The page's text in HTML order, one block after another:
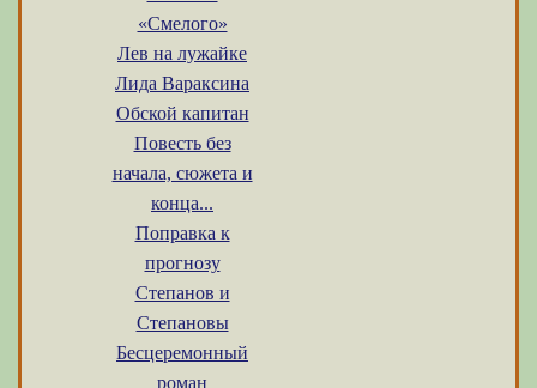
«Смелого»
Лев на лужайке
Лида Вараксина
Обской капитан
Повесть без
начала, сюжета и
конца...
Поправка к
прогнозу
Степанов и
Степановы
Бесцеремонный
роман